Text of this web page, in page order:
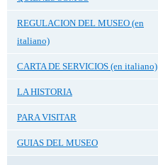
REGULACION DEL MUSEO (en
italiano)
CARTA DE SERVICIOS (en italiano)
LA HISTORIA
PARA VISITAR
GUIAS DEL MUSEO